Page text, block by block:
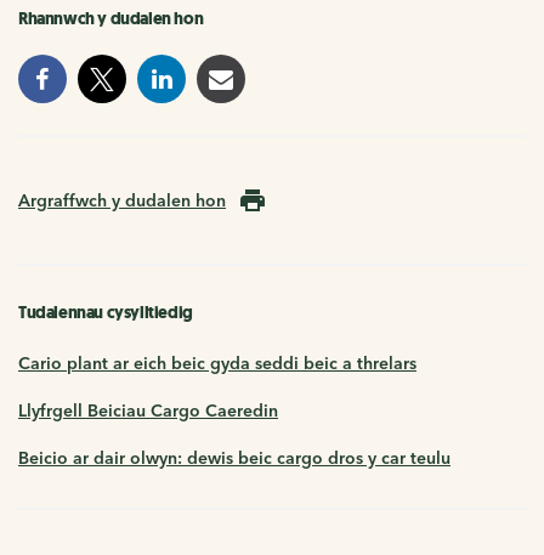
Rhannwch y dudalen hon
Argraffwch y dudalen hon
Tudalennau cysylltiedig
Cario plant ar eich beic gyda seddi beic a threlars
Llyfrgell Beiciau Cargo Caeredin
Beicio ar dair olwyn: dewis beic cargo dros y car teulu